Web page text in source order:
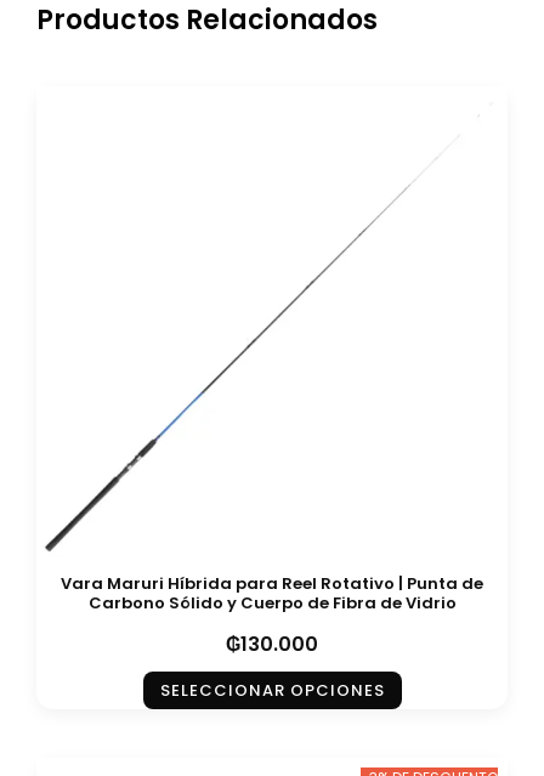
Productos Relacionados
Vara Maruri Híbrida para Reel Rotativo | Punta de
Carbono Sólido y Cuerpo de Fibra de Vidrio
₲130.000
SELECCIONAR OPCIONES